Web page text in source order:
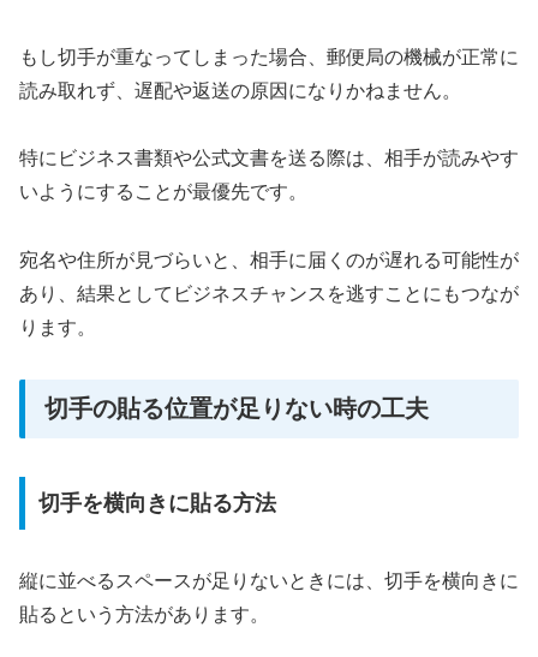
もし切手が重なってしまった場合、郵便局の機械が正常に
読み取れず、遅配や返送の原因になりかねません。
特にビジネス書類や公式文書を送る際は、相手が読みやす
いようにすることが最優先です。
宛名や住所が見づらいと、相手に届くのが遅れる可能性が
あり、結果としてビジネスチャンスを逃すことにもつなが
ります。
切手の貼る位置が足りない時の工夫
切手を横向きに貼る方法
縦に並べるスペースが足りないときには、切手を横向きに
貼るという方法があります。